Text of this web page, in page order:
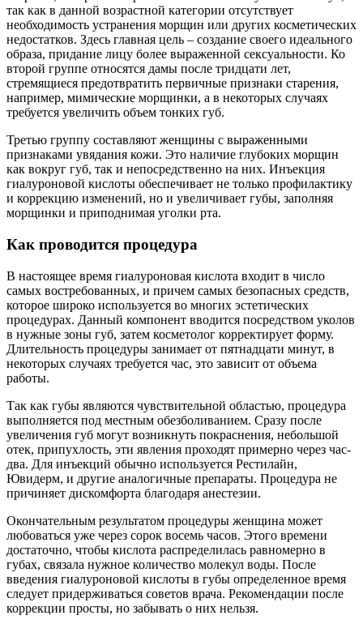
так как в данной возрастной категории отсутствует
необходимость устранения морщин или других косметических
недостатков. Здесь главная цель – создание своего идеального
образа, придание лицу более выраженной сексуальности. Ко
второй группе относятся дамы после тридцати лет,
стремящиеся предотвратить первичные признаки старения,
например, мимические морщинки, а в некоторых случаях
требуется увеличить объем тонких губ.
Третью группу составляют женщины с выраженными
признаками увядания кожи. Это наличие глубоких морщин
как вокруг губ, так и непосредственно на них. Инъекция
гиалуроновой кислоты обеспечивает не только профилактику
и коррекцию изменений, но и увеличивает губы, заполняя
морщинки и приподнимая уголки рта.
Как проводится процедура
В настоящее время гиалуроновая кислота входит в число
самых востребованных, и причем самых безопасных средств,
которое широко используется во многих эстетических
процедурах. Данный компонент вводится посредством уколов
в нужные зоны губ, затем косметолог корректирует форму.
Длительность процедуры занимает от пятнадцати минут, в
некоторых случаях требуется час, это зависит от объема
работы.
Так как губы являются чувствительной областью, процедура
выполняется под местным обезболиванием. Сразу после
увеличения губ могут возникнуть покраснения, небольшой
отек, припухлость, эти явления проходят примерно через час-
два. Для инъекций обычно используется Рестилайн,
Ювидерм, и другие аналогичные препараты. Процедура не
причиняет дискомфорта благодаря анестезии.
Окончательным результатом процедуры женщина может
любоваться уже через сорок восемь часов. Этого времени
достаточно, чтобы кислота распределилась равномерно в
губах, связала нужное количество молекул воды. После
введения гиалуроновой кислоты в губы определенное время
следует придерживаться советов врача. Рекомендации после
коррекции просты, но забывать о них нельзя.